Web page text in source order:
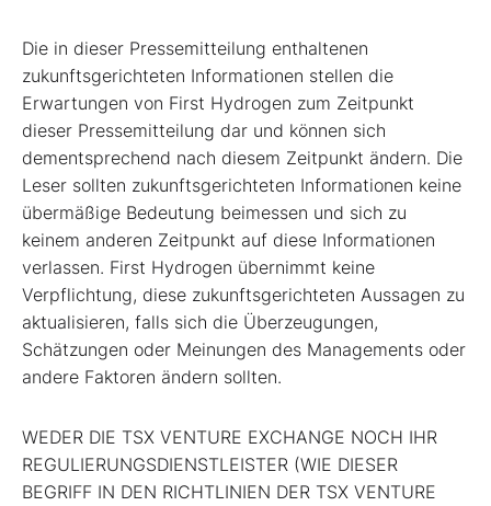
Die in dieser Pressemitteilung enthaltenen
zukunftsgerichteten Informationen stellen die
Erwartungen von First Hydrogen zum Zeitpunkt
dieser Pressemitteilung dar und können sich
dementsprechend nach diesem Zeitpunkt ändern. Die
Leser sollten zukunftsgerichteten Informationen keine
übermäßige Bedeutung beimessen und sich zu
keinem anderen Zeitpunkt auf diese Informationen
verlassen. First Hydrogen übernimmt keine
Verpflichtung, diese zukunftsgerichteten Aussagen zu
aktualisieren, falls sich die Überzeugungen,
Schätzungen oder Meinungen des Managements oder
andere Faktoren ändern sollten.
WEDER DIE TSX VENTURE EXCHANGE NOCH IHR
REGULIERUNGSDIENSTLEISTER (WIE DIESER
BEGRIFF IN DEN RICHTLINIEN DER TSX VENTURE